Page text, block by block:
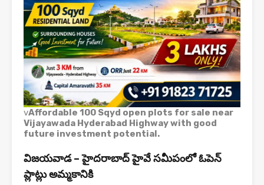
vAffordable 100 Sqyd open plots for sale near
Vijayawada Hyderabad Highway with good
future investment potential.
విజయవాడ – హైదరాబాద్ హైవే సమీపంలో ఓపెన్
ప్లాట్లు అమ్మకానికి